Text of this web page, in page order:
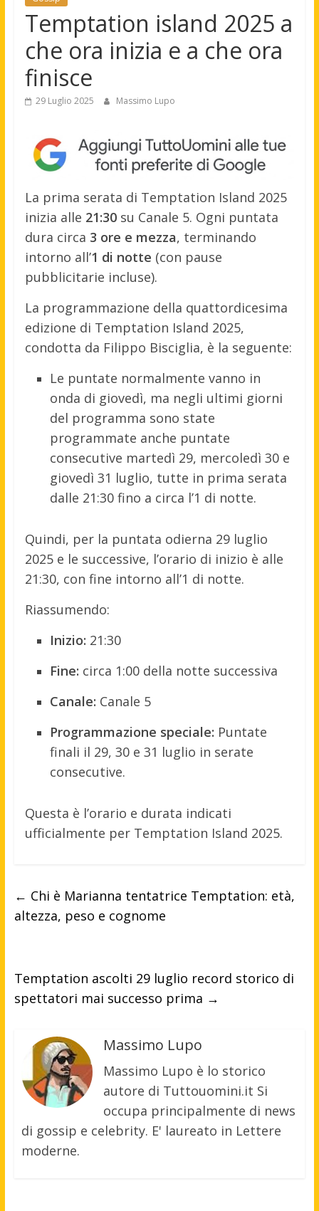
Temptation island 2025 a
che ora inizia e a che ora
finisce
29 Luglio 2025 Massimo Lupo
La prima serata di Temptation Island 2025
inizia alle 21:30su Canale 5. Ogni puntata
dura circa 3 ore e mezza, terminando
intorno all’1 di notte (con pause
pubblicitarie incluse).
La programmazione della quattordicesima
edizione di Temptation Island 2025,
condotta da Filippo Bisciglia, è la seguente:
Le puntate normalmente vanno in
onda di giovedì, ma negli ultimi giorni
del programma sono state
programmate anche puntate
consecutive martedì 29, mercoledì 30 e
giovedì 31 luglio, tutte in prima serata
dalle 21:30 fino a circa l’1 di notte.
Quindi, per la puntata odierna 29 luglio
2025 e le successive, l’orario di inizio è alle
21:30, con fine intorno all’1 di notte.
Riassumendo:
Inizio: 21:30
Fine: circa 1:00 della notte successiva
Canale: Canale 5
Programmazione speciale: Puntate
finali il 29, 30 e 31 luglio in serate
consecutive.
Questa è l’orario e durata indicati
ufficialmente per Temptation Island 2025.
← Chi è Marianna tentatrice Temptation: età,
altezza, peso e cognome
Temptation ascolti 29 luglio record storico di
spettatori mai successo prima →
Massimo Lupo
Massimo Lupo è lo storico
autore di Tuttouomini.it Si
occupa principalmente di news
di gossip e celebrity. E' laureato in Lettere
moderne.